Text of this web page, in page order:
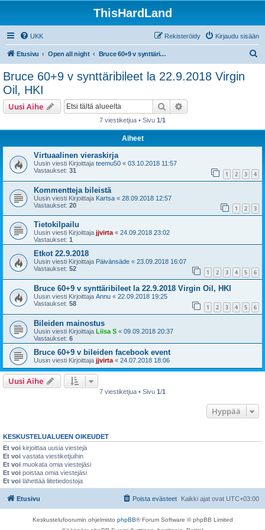
ThisHardLand
UKK Kirjaudu sisään
Rekisteröidy
Etusivu Open all night Bruce 60+9 v synttäribileet la 22.9.2018 Virgin Oil, HKI
Bruce 60+9 v synttäribileet la 22.9.2018 Virgin
Oil, HKI
Uusi Aihe Etsi
7 viestiketjua • Sivu 1/1
Aiheet
Virtuaalinen vieraskirja
Uusin viesti Kirjoittaja teemu50 « 03.10.2018 11:57
Vastaukset: 31 1 2 3 4
Kommentteja bileistä
Uusin viesti Kirjoittaja Kartsa « 28.09.2018 12:57
Vastaukset: 20 1 2 3
Tietokilpailu
Uusin viesti Kirjoittaja jjvirta « 24.09.2018 23:02
Vastaukset: 1
Etkot 22.9.2018
Uusin viesti Kirjoittaja Päivänsäde « 23.09.2018 16:07
Vastaukset: 52 1 2 3 4 5 6
Bruce 60+9 v synttäribileet la 22.9.2018 Virgin Oil, HKI
Uusin viesti Kirjoittaja Annu « 22.09.2018 19:25
Vastaukset: 58 1 2 3 4 5 6
Bileiden mainostus
Uusin viesti Kirjoittaja Liisa S « 09.09.2018 20:37
Vastaukset: 6
Bruce 60+9 v bileiden facebook event
Uusin viesti Kirjoittaja jjvirta « 24.07.2018 18:06
Uusi Aihe
7 viestiketjua • Sivu 1/1
Hyppää
KESKUSTELUALUEEN OIKEUDET
Et voi kirjoittaa uusia viestejä
Et voi vastata viestiketjuihin
Et voi muokata omia viestejäsi
Et voi poistaa omia viestejäsi
Et voi lähettää liitetiedostoja
Etusivu Kaikki ajat ovat UTC+03:00
Poista evästeet
Keskustelufoorumin ohjelmisto phpBB® Forum Software © phpBB Limited